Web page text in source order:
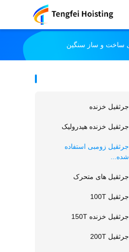
جرثقیل خزنده
جرثقیل خزنده هیدرولیک
جرثقیل زومبی استفاده
شده...
جرثقیل های متحرک
جرثقیل 100T
جرثقیل خزنده 150T
جرثقیل 200T